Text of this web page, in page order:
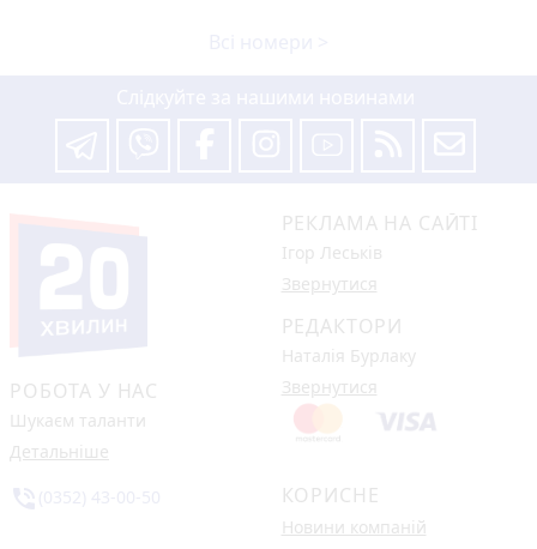
РОБОТА У НАС
Шукаєм таланти
Детальніше
РЕКЛАМА НА САЙТІ
Ігор Леськів
Звернутися
РЕДАКТОРИ
Наталія Бурлаку
Звернутися
КОРИСНЕ
Новини компаній